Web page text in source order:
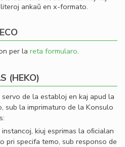
ankaŭ en x-formato.
per la reta formularo.
(HEKO)
de la establoj en kaj apud la
sub la imprimaturo de la Konsulo
kiuj esprimas la oﬁcialan
pri specifa temo, sub responso de